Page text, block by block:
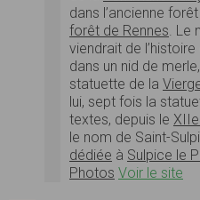
dans l’ancienne
forêt de Rennes. Le
viendrait de
dans un nid de
statuette de la
lui, sept fois la
textes, depuis le
le nom de Saint-
dédiée à Sulpice le
Photos Voir le site